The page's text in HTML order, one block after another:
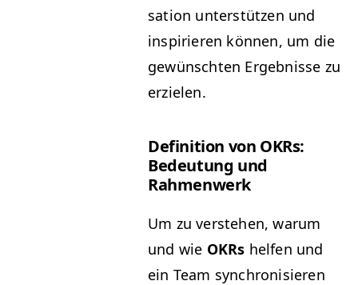
sa­tion unter­stützen und
inspiri­eren kön­nen, um die
gewün­scht­en Ergeb­nisse zu
erzielen.
Def­i­n­i­tion von OKRs:
Bedeu­tung und
Rahmenwerk
Um zu ver­ste­hen, warum
und wie OKRs helfen und
ein Team syn­chro­nisieren